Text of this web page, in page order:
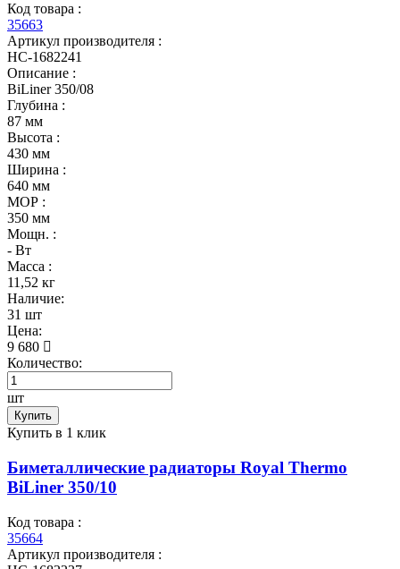
Код товара :
35663
Артикул производителя :
НС-1682241
Описание :
BiLiner 350/08
Глубина :
87 мм
Высота :
430 мм
Ширина :
640 мм
МОР :
350 мм
Мощн. :
- Вт
Масса :
11,52 кг
Наличие:
31 шт
Цена:
9 680
Количество:
шт
Купить
Купить в 1 клик
Биметаллические радиаторы Royal Thermo
BiLiner 350/10
Код товара :
35664
Артикул производителя :